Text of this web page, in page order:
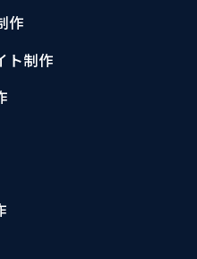
作
ト制作